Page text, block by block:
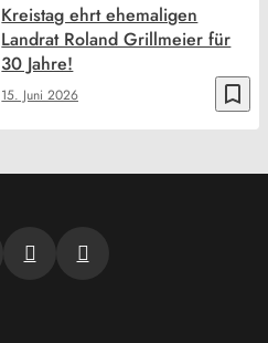
bookmark_border
15. Juni 2026
Kreistag ehrt ehemaligen
Landrat Roland Grillmeier für
30 Jahre!